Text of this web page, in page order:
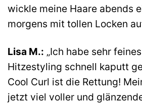
wickle meine Haare abends
morgens mit tollen Locken
Lisa M.: „Ich habe sehr
Hitzestyling schnell kaputt
Cool Curl ist die Rettung!
jetzt viel voller und